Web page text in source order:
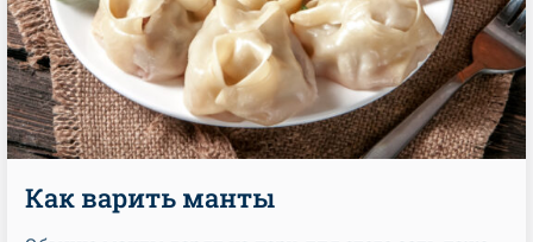
Как варить манты